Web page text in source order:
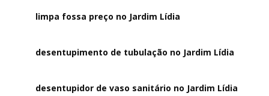
limpa fossa preço no Jardim Lídia
desentupimento de tubulação no Jardim Lídia
desentupidor de vaso sanitário no Jardim Lídia